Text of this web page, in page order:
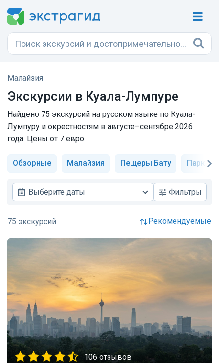
Малайзия
Экскурсии в Куала-Лумпуре
Найдено 75 экскурсий на русском языке по Куала-
Лумпуру и окрестностям в августе–сентябре 2026
года. Цены от 7 евро.
Обзорные Малайзия Пещеры Бату Парк
Выберите даты Фильтры
рекомендуемые
106 отзывов